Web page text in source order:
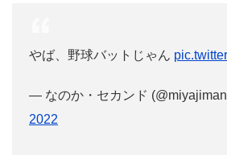
やば、野球バットじゃん
— なのか・セカンド
2022